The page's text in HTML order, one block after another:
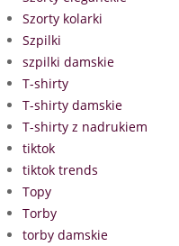
Szorty kolarki
Szpilki
szpilki damskie
T-shirty
T-shirty damskie
T-shirty z nadrukiem
tiktok
tiktok trends
Topy
Torby
torby damskie